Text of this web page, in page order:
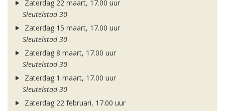
Zaterdag 22 maart, 17.00 uur
Sleutelstad 30
Zaterdag 15 maart, 17.00 uur
Sleutelstad 30
Zaterdag 8 maart, 17.00 uur
Sleutelstad 30
Zaterdag 1 maart, 17.00 uur
Sleutelstad 30
Zaterdag 22 februari, 17.00 uur